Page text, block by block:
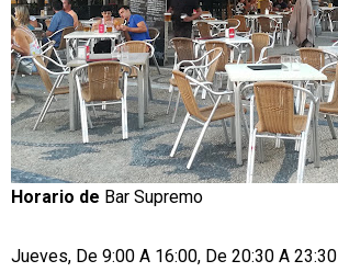
Horario de Bar Supremo
Jueves, De 9:00 A 16:00, De 20:30 A 23:30